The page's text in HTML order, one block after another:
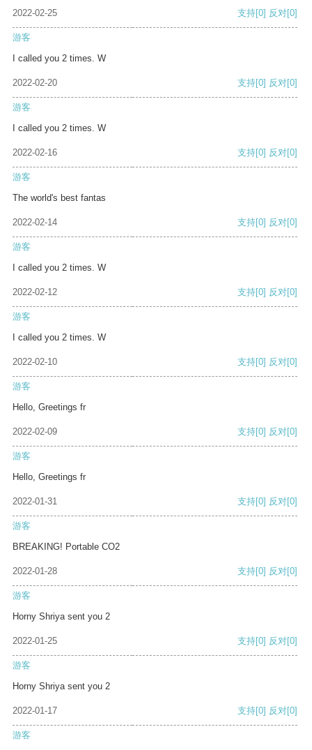
2022-02-25 支持[0] 反对[0]
游客
I called you 2 times. W
2022-02-20 支持[0] 反对[0]
游客
I called you 2 times. W
2022-02-16 支持[0] 反对[0]
游客
The world's best fantas
2022-02-14 支持[0] 反对[0]
游客
I called you 2 times. W
2022-02-12 支持[0] 反对[0]
游客
I called you 2 times. W
2022-02-10 支持[0] 反对[0]
游客
Hello, Greetings fr
2022-02-09 支持[0] 反对[0]
游客
Hello, Greetings fr
2022-01-31 支持[0] 反对[0]
游客
BREAKING! Portable CO2
2022-01-28 支持[0] 反对[0]
游客
Horny Shriya sent you 2
2022-01-25 支持[0] 反对[0]
游客
Horny Shriya sent you 2
2022-01-17 支持[0] 反对[0]
游客